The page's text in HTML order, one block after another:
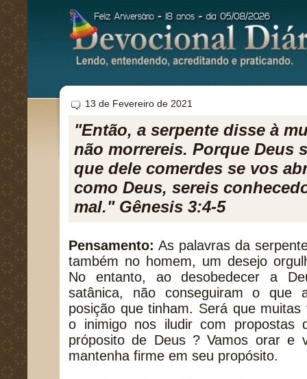
13 de Fevereiro de 2021
"Então, a serpente disse à
não morrereis. Porque Deus
que dele comerdes se vos
como Deus, sereis
mal." Gênesis 3:4-5
Pensamento: As palavras da
também no homem, um desejo
No entanto, ao desobedecer a
satânica, não conseguiram o que
posição que tinham. Será que
o inimigo nos iludir com propostas
próposito de Deus ? Vamos orar e
mantenha firme em seu propósito.